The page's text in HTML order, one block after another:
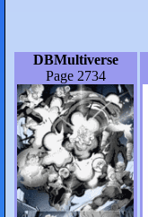
DBMultiverse
Page 2734